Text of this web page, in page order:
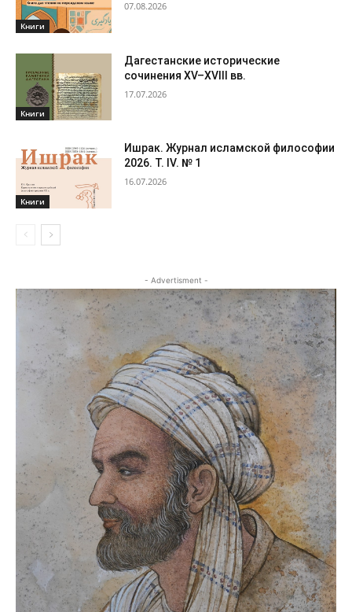
Книги
07.08.2026
Книги
Дагестанские исторические
сочинения XV–XVIII вв.
17.07.2026
Книги
Ишрак. Журнал исламской философии
2026. Т. IV. № 1
16.07.2026
- Advertisment -